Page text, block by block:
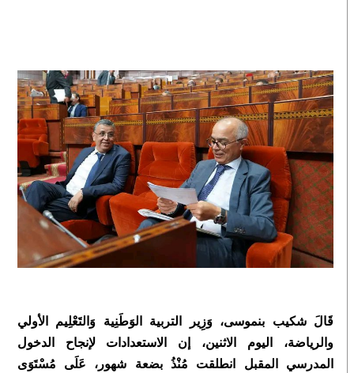
قَالَ شكيب بنموسى، وَزِير التربية الوَطَنِية وَالتَعْلِيم الأولي
والرياضة، اليوم الاثنين، إن الاستعدادات لإنجاح الدخول
المدرسي المقبل انطلقت مُنْذُ بضعة شهور، عَلَى مُسْتَوَى